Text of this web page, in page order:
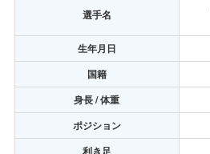
選手名
生年月日
国籍
身長 / 体重
ポジション
利き足